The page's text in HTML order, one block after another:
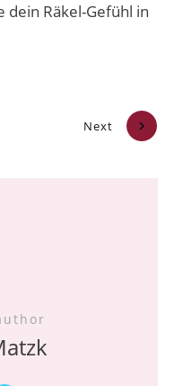
dein Räkel-Gefühl in
Next